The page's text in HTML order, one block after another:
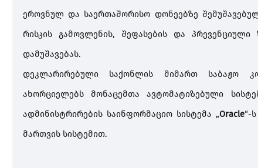
ეროვნულ და საერთაშორისო დონეებზე
რისკის
გამოვლენის, შეფასების და პრევენციული
დამუშავებას.
დეკლარირებული
საქონლის მიმართ საბაჟო
ახორციელებს
მონაცემთა ავტომატიზებული
ადმინისტრირების საინფორმაციო სისტემა „Oracle“-ს
მართვის სისტემით.